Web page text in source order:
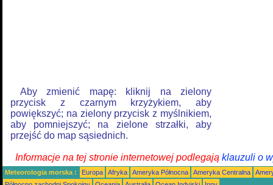
Aby zmienić mapę: kliknij na zielony
przycisk z czarnym krzyżykiem, aby
powiększyć; na zielony przycisk z myślnikiem,
aby pomniejszyć; na zielone strzałki, aby
przejść do map sąsiednich.
Informacje na tej stronie internetowej podlegają klauzuli o
Meteorologia morska : Europa Afryka Ameryka Północna Ameryka Centralna